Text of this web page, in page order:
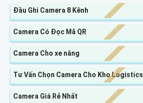
Đầu Ghi Camera 8 Kênh
Camera Có Đọc Mã QR
Camera Cho xe nâng
Tư Vấn Chọn Camera Cho Kho Logistics
Camera Giá Rẻ Nhất